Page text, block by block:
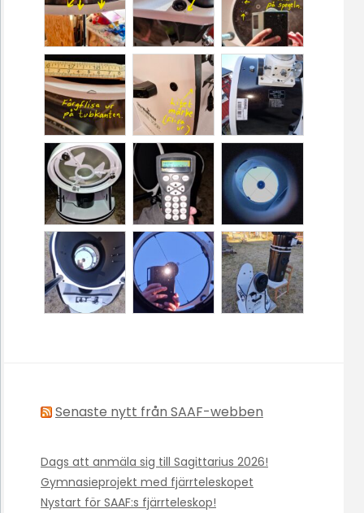
Senaste nytt från SAAF-webben
Dags att anmäla sig till Sagittarius 2026!
Gymnasieprojekt med fjärrteleskopet
Nystart för SAAF:s fjärrteleskop!